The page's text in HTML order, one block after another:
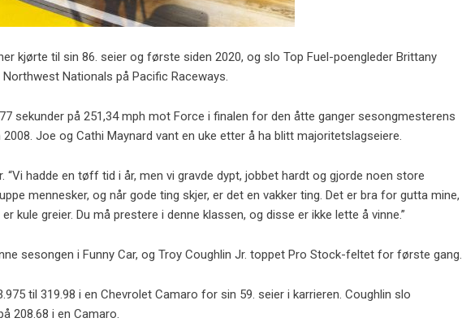
kjørte til sin 86. seier og første siden 2020, og slo Top Fuel-poengleder Brittany
Nationals på Pacific Raceways.
sekunder på 251,34 mph mot Force i finalen for den åtte ganger sesongmesterens
Joe og Cathi Maynard vant en uke etter å ha blitt majoritetslagseiere.
“Vi hadde en tøff tid i år, men vi gravde dypt, jobbet hardt og gjorde noen store
mennesker, og når gode ting skjer, er det en vakker ting. Det er bra for gutta mine,
kule greier. Du må prestere i denne klassen, og disse er ikke lette å vinne.”
sesongen i Funny Car, og Troy Coughlin Jr. toppet Pro Stock-feltet for første gang.
til 319.98 i en Chevrolet Camaro for sin 59. seier i karrieren. Coughlin slo
208.68 i en Camaro.